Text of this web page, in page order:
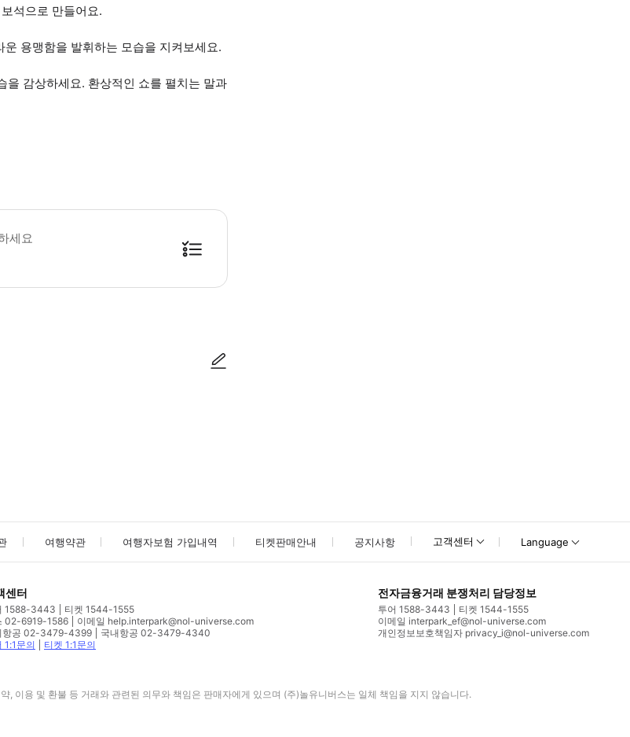
석으로 만들어요.
용맹함을 발휘하는 모습을 지켜보세요.
을 감상하세요. 환상적인 쇼를 펼치는 말과
다. 사진 촬영 가능 애완동물 동반 가능 휠체어 이용 가능 * 소요시간 : 90분 (옵션에 따라 소요 시간이 다를 수 있으니, 예약 시 확인 부
세요
여행약관 여행자보험 가입내역 티켓판매안내 공지사항 고객센터 Language
센터
1588-3443
티켓 1544-1555
02-6919-1586
이메일 help.interpark@nol-universe.com
항공 02-3479-4399
국내항공 02-3479-4340
1:1문의
티켓 1:1문의
전자금융거래 분쟁처리 담당정보
투어 1588-3443
티켓 1544-1555
이메일 interpark_ef@nol-universe.com
개인정보보호책임자 privacy_i@nol-universe.com
, 이용 및 환불 등 거래와 관련된 의무와 책임은 판매자에게 있으며 (주)놀유니버스는 일체 책임을 지지 않습니다.